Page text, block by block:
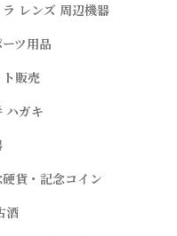
ラ レンズ 周辺機器
ツ用品
販売
ハガキ
貨・記念コイン
酒